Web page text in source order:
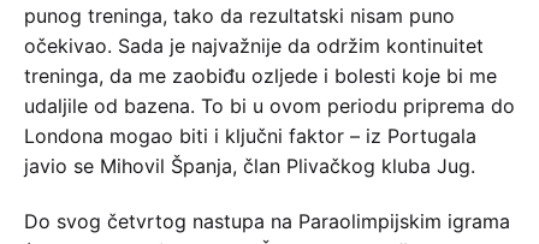
punog treninga, tako da rezultatski nisam puno
očekivao. Sada je najvažnije da održim kontinuitet
treninga, da me zaobiđu ozljede i bolesti koje bi me
udaljile od bazena. To bi u ovom periodu priprema do
Londona mogao biti i ključni faktor – iz Portugala
javio se Mihovil Španja, član Plivačkog kluba Jug.
Do svog četvrtog nastupa na Paraolimpijskim igrama